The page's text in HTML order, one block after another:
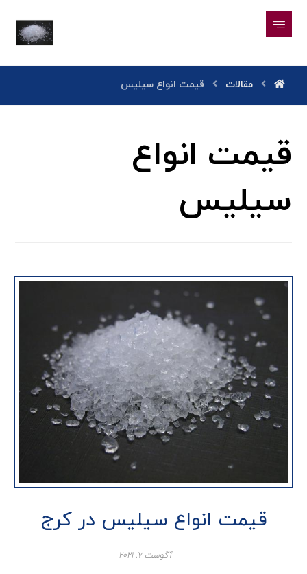
مقالات قیمت انواع سیلیس
قیمت انواع
سیلیس
قیمت انواع سیلیس در کرج
آگوست ۷, ۲۰۲۱